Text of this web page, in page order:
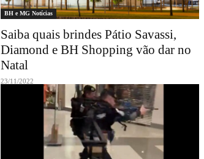
BH e MG Notícias
Saiba quais brindes Pátio Savassi,
Diamond e BH Shopping vão dar no
Natal
23/11/2022